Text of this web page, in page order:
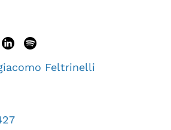
Feltrinelli